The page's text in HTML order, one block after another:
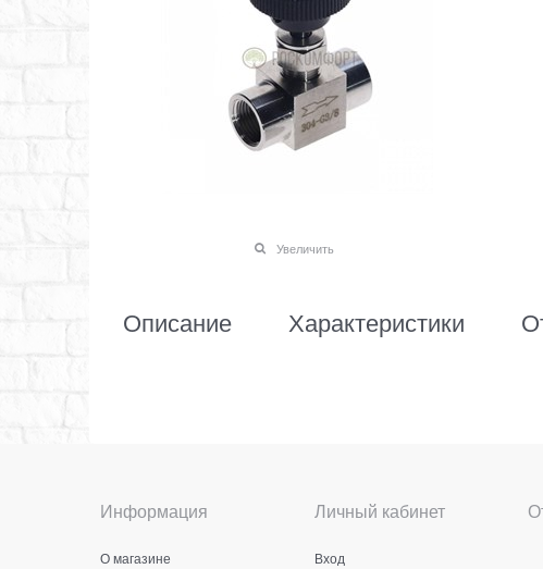
Увеличить
Описание Характеристики
Информация
О магазине
Личный кабинет
Вход